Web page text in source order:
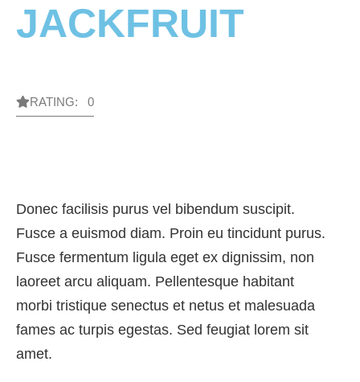
JACKFRUIT
RATING: 0
Donec facilisis purus vel bibendum suscipit.
Fusce a euismod diam. Proin eu tincidunt purus.
Fusce fermentum ligula eget ex dignissim, non
laoreet arcu aliquam. Pellentesque habitant
morbi tristique senectus et netus et malesuada
fames ac turpis egestas. Sed feugiat lorem sit
amet.